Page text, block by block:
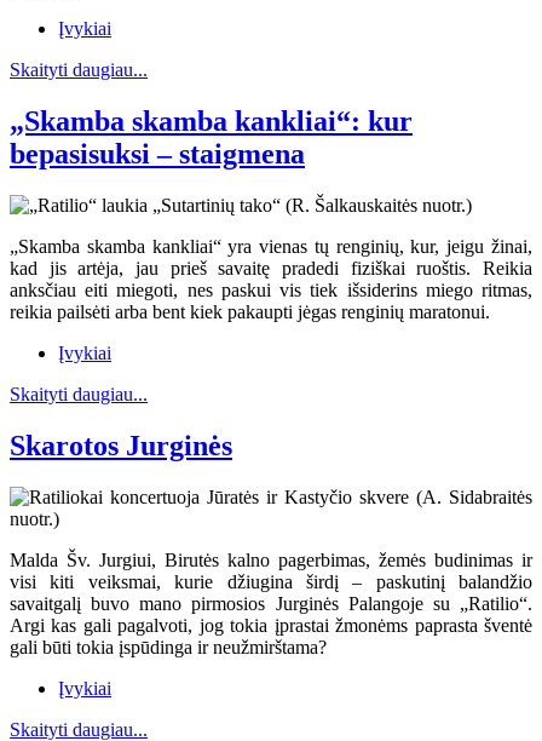
Įvykiai
Skaityti daugiau...
„Skamba skamba kankliai“: kur
bepasisuksi – staigmena
„Skamba skamba kankliai“ yra vienas tų renginių, kur, jeigu žinai,
kad jis artėja, jau prieš savaitę pradedi fiziškai ruoštis. Reikia
anksčiau eiti miegoti, nes paskui vis tiek išsiderins miego ritmas,
reikia pailsėti arba bent kiek pakaupti jėgas renginių maratonui.
Įvykiai
Skaityti daugiau...
Skarotos Jurginės
Malda Šv. Jurgiui, Birutės kalno pagerbimas, žemės budinimas ir
visi kiti veiksmai, kurie džiugina širdį – paskutinį balandžio
savaitgalį buvo mano pirmosios Jurginės Palangoje su „Ratilio“.
Argi kas gali pagalvoti, jog tokia įprastai žmonėms paprasta šventė
gali būti tokia įspūdinga ir neužmirštama?
Įvykiai
Skaityti daugiau...